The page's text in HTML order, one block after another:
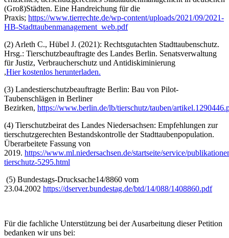
(Groß)Städten. Eine Handreichung für die
Praxis; https://www.tierrechte.de/wp-content/uploads/2021/09/2021-
HB-Stadttaubenmanagement_web.pdf
(2) Arleth C., Hübel J. (2021): Rechtsgutachten Stadttaubenschutz.
Hrsg.: Tierschutzbeauftragte des Landes Berlin. Senatsverwaltung
für Justiz, Verbraucherschutz und Antidiskiminierung
,Hier kostenlos herunterladen.
(3) Landestierschutzbeauftragte Berlin: Bau von Pilot-
Taubenschlägen in Berliner
Bezirken, https://www.berlin.de/lb/tierschutz/tauben/
(4) Tierschutzbeirat des Landes Niedersachsen: Empfehlungen zur
tierschutzgerechten Bestandskontrolle der Stadttaubenpopulation.
Überarbeitete Fassung von
2019. https://www.ml.niedersachsen.de/startseite/service/
tierschutz-5295.html
(5) Bundestags-Drucksache14/8860 vom
23.04.2002 https://dserver.bundestag.de/btd/14/088/1408860.pdf
Für die fachliche Unterstützung bei der Ausarbeitung dieser Petition
bedanken wir uns bei: